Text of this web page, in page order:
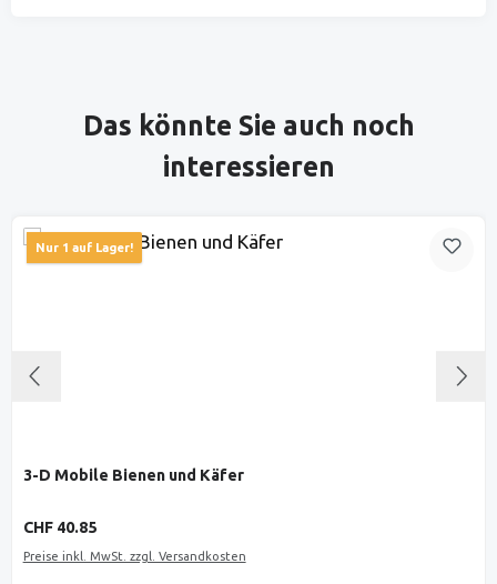
Produktgalerie überspringen
Das könnte Sie auch noch
interessieren
Nur 1 auf Lager!
3-D Mobile Bienen und Käfer
Regulärer Preis:
CHF 40.85
Preise inkl. MwSt. zzgl. Versandkosten